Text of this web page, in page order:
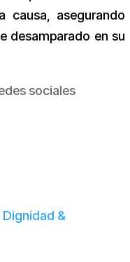
causa, asegurando
desamparado en su
sociales
&